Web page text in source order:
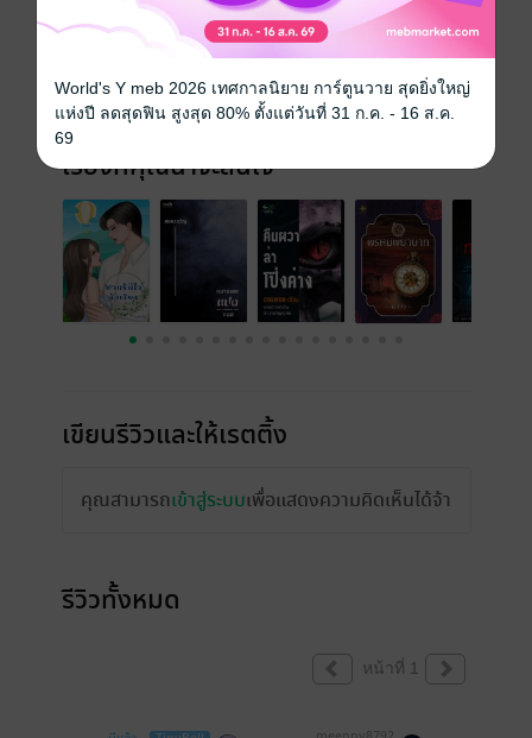
หนังสือเสียงด้วยนะ หากสนใจสามารถเลือก
ซื้อแล้วเปิดฟังได้เลยจ้ะ
เวอร์ชันหนังสือเสียง
เรื่องที่คุณน่าจะสนใจ
เขียนรีวิวและให้เรตติ้ง
คุณสามารถเข้าสู่ระบบเพื่อแสดงความคิดเห็นได้จ้า
รีวิวทั้งหมด
หน้าที่ 1
World's Y meb 2026 เทศกาลนิยาย การ์ตูนวาย สุดยิ่งใหญ่
แห่งปี ลดสุดฟิน สูงสุด 80% ตั้งแต่วันที่ 31 ก.ค. - 16 ส.ค.
69